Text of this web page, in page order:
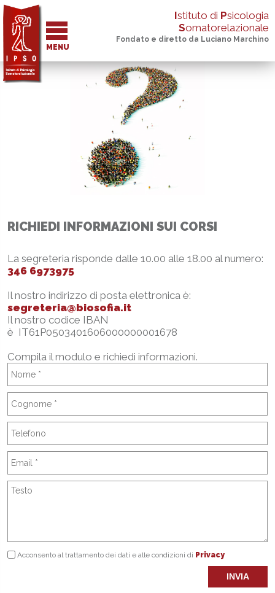
MENU
Istituto di Psicologia
Somatorelazionale
Fondato e diretto da Luciano Marchino
RICHIEDI INFORMAZIONI SUI CORSI
La segreteria risponde dalle 10.00 alle 18.00 al numero:
346 6973975
Il nostro indirizzo di posta elettronica è:
segreteria@biosofia.it
Il nostro codice IBAN
è IT61P0503401606000000001678
Compila il modulo e richiedi informazioni.
Acconsento al trattamento dei dati e alle condizioni di Privacy
INVIA